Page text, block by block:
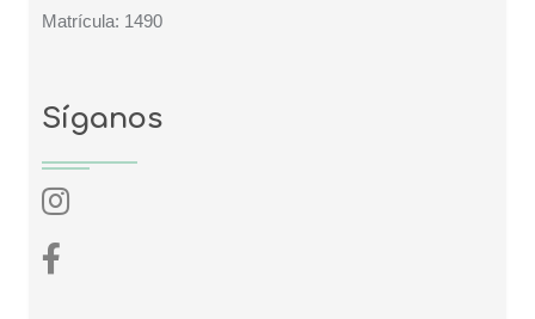
Matrícula: 1490
Síganos